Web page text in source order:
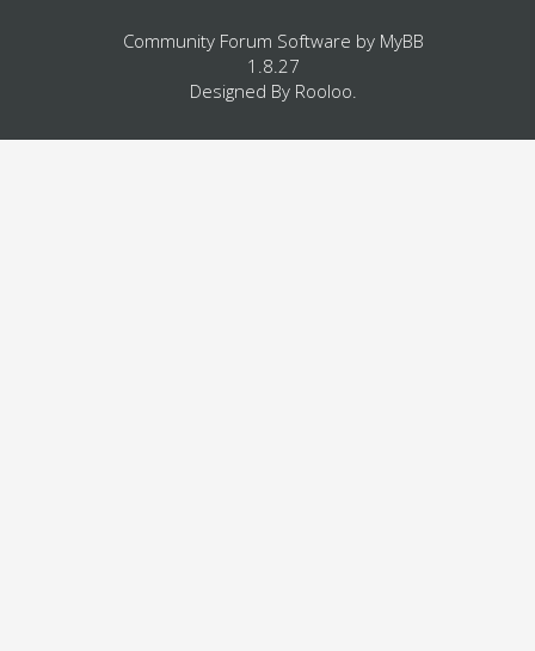
Community Forum Software by MyBB
1.8.27
Designed By Rooloo